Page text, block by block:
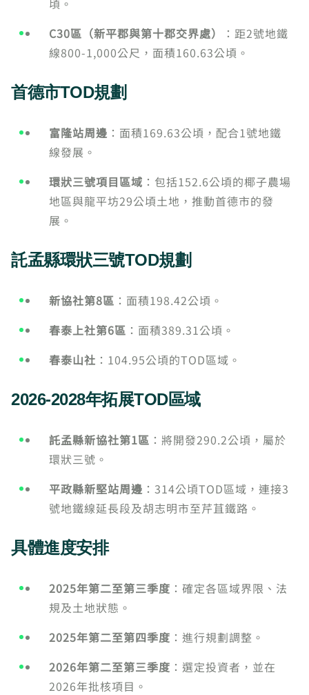
頃。
C30區（新平郡與第十郡交界處）
：距2號地鐵
線800-1,000公尺，面積160.63公頃。
首德市TOD規劃
富隆站周邊 ：面積169.63公頃，配合1號地鐵
線發展。
環狀三號項目區域 ：包括152.6公頃的椰子農場
地區與龍平坊29公頃土地，推動首德市的發
展。
託孟縣環狀三號TOD規劃
新協社第8區 ：面積198.42公頃。
春泰上社第6區 ：面積389.31公頃。
春泰山社 ：104.95公頃的TOD區域。
2026-2028年拓展TOD區域
託孟縣新協社第1區 ：將開發290.2公頃，屬於
環狀三號。
平政縣新堅站周邊 ：314公頃TOD區域，連接3
號地鐵線延長段及胡志明市至芹苴鐵路。
具體進度安排
2025年第二至第三季度 ：確定各區域界限、法
規及土地狀態。
2025年第二至第四季度 ：進行規劃調整。
2026年第二至第三季度 ：選定投資者，並在
2026年批核項目。